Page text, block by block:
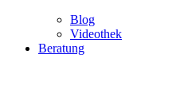
Blog
Videothek
Beratung